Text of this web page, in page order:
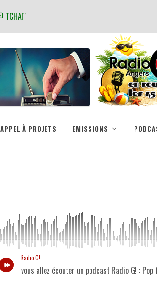
TCHAT'
APPEL À PROJETS EMISSIONS
Radio G!
vous allez écouter un podcast Radio G! :